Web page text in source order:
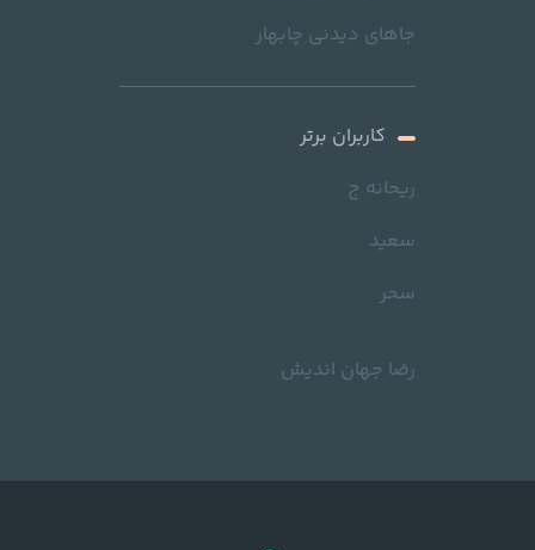
جاهای دیدنی چابهار
کاربران برتر
ریحانه ج
سعید
سحر
رضا جهان اندیش